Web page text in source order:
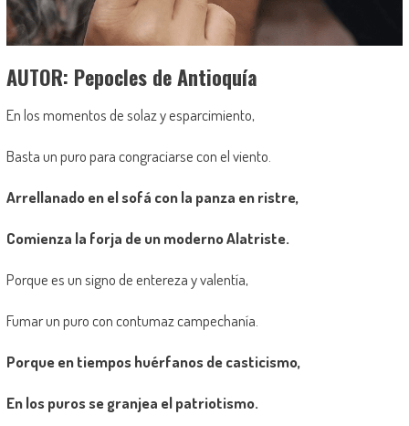
AUTOR: Pepocles de Antioquía
En los momentos de solaz y esparcimiento,
Basta un puro para congraciarse con el viento.
Arrellanado en el sofá con la panza en ristre,
Comienza la forja de un moderno Alatriste.
Porque es un signo de entereza y valentía,
Fumar un puro con contumaz campechanía.
Porque en tiempos huérfanos de casticismo,
En los puros se granjea el patriotismo.